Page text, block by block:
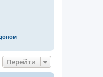
Перейти